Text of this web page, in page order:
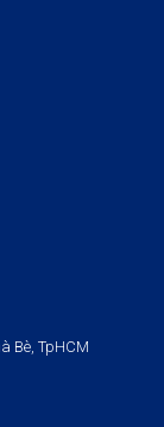
Bè, TpHCM